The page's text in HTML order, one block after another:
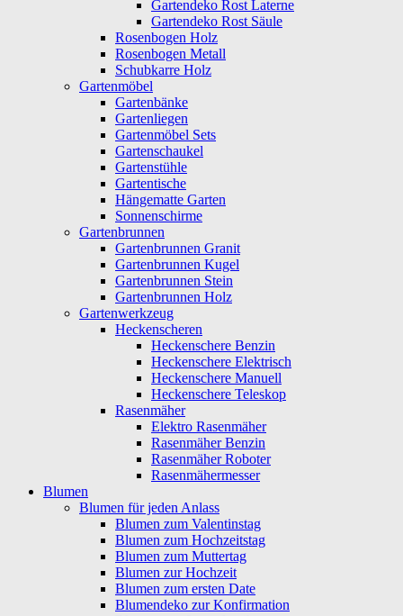
Gartendeko Rost Laterne
Gartendeko Rost Säule
Rosenbogen Holz
Rosenbogen Metall
Schubkarre Holz
Gartenmöbel
Gartenbänke
Gartenliegen
Gartenmöbel Sets
Gartenschaukel
Gartenstühle
Gartentische
Hängematte Garten
Sonnenschirme
Gartenbrunnen
Gartenbrunnen Granit
Gartenbrunnen Kugel
Gartenbrunnen Stein
Gartenbrunnen Holz
Gartenwerkzeug
Heckenscheren
Heckenschere Benzin
Heckenschere Elektrisch
Heckenschere Manuell
Heckenschere Teleskop
Rasenmäher
Elektro Rasenmäher
Rasenmäher Benzin
Rasenmäher Roboter
Rasenmähermesser
Blumen
Blumen für jeden Anlass
Blumen zum Valentinstag
Blumen zum Hochzeitstag
Blumen zum Muttertag
Blumen zur Hochzeit
Blumen zum ersten Date
Blumendeko zur Konfirmation